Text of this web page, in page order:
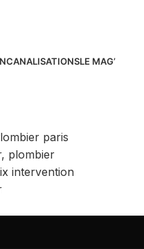
CANALISATIONSLE MAG’